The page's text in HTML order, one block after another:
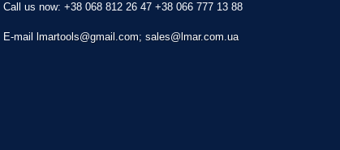
Call us now: +38 068 812 26 47 +38 066 777 13 88
E-maіl lmartools@gmail.com; sales@lmar.com.ua